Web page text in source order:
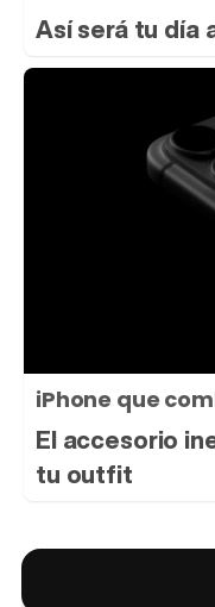
Así será tu día
iPhone que
El accesorio
tu outfit